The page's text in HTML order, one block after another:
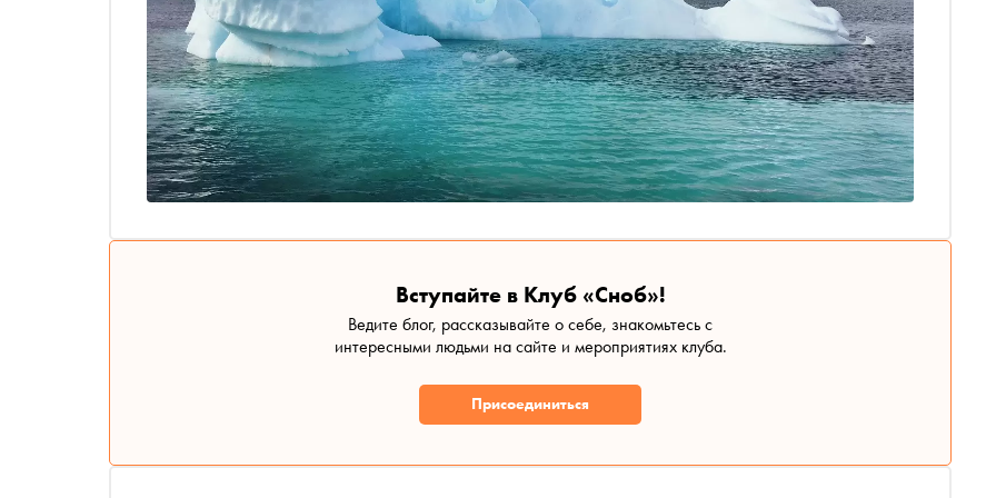
Вступайте в Клуб «Сноб»!
Ведите блог, рассказывайте о себе, знакомьтесь с
интересными людьми на сайте и мероприятиях клуба.
Присоединиться